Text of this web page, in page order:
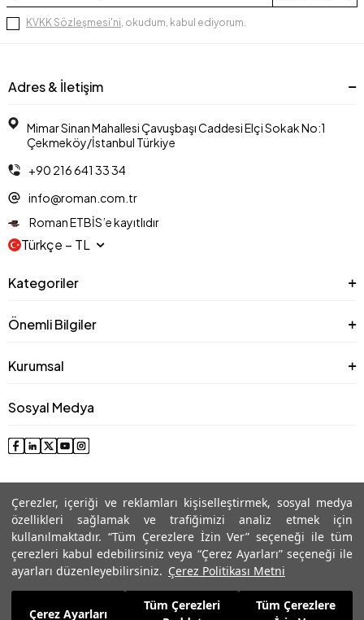
Çerezler, içeriği ve reklamları kişiselleştirmek, sosyal medya
özellikleri sağlamak ve trafiğimizi analiz etmek için
kullanılmaktadır. “Tüm Çerezlere İzin Ver” seçeneği ile tüm
çerezleri kabul edebilirsiniz veya “Çerez Ayarları” seçeneği ile
ayarları düzenleyebilirsiniz. Çerez Politikası Metni
Çerez Ayarları
Tüm Çerezleri
Tüm Çerezlere
4.749,99 TL
KVKK Sözleşmesi'ni, okudum, kabul ediyorum.
Adres & İletişim
Mimar Sinan Mahallesi Çavuşbaşı Caddesi Elçi Sokak No:1
Çekmeköy/İstanbul Türkiye
+90 216 641 33 34
info@roman.com.tr
Roman ETBİS’e kayıtlıdır
Türkçe − TL
Kategoriler
Önemli Bilgiler
Kurumsal
Sosyal Medya
© 2025 Roman® Tüm Hakları Saklıdır, İzinsiz kullanılamaz